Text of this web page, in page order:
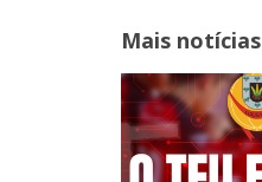
Mais notícias